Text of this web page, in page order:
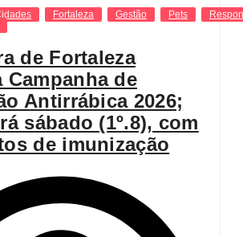
Fortaleza Gestão Pets
de Fortaleza
Campanha de
Antirrábica 2026;
sábado (1º.8), com
de imunização